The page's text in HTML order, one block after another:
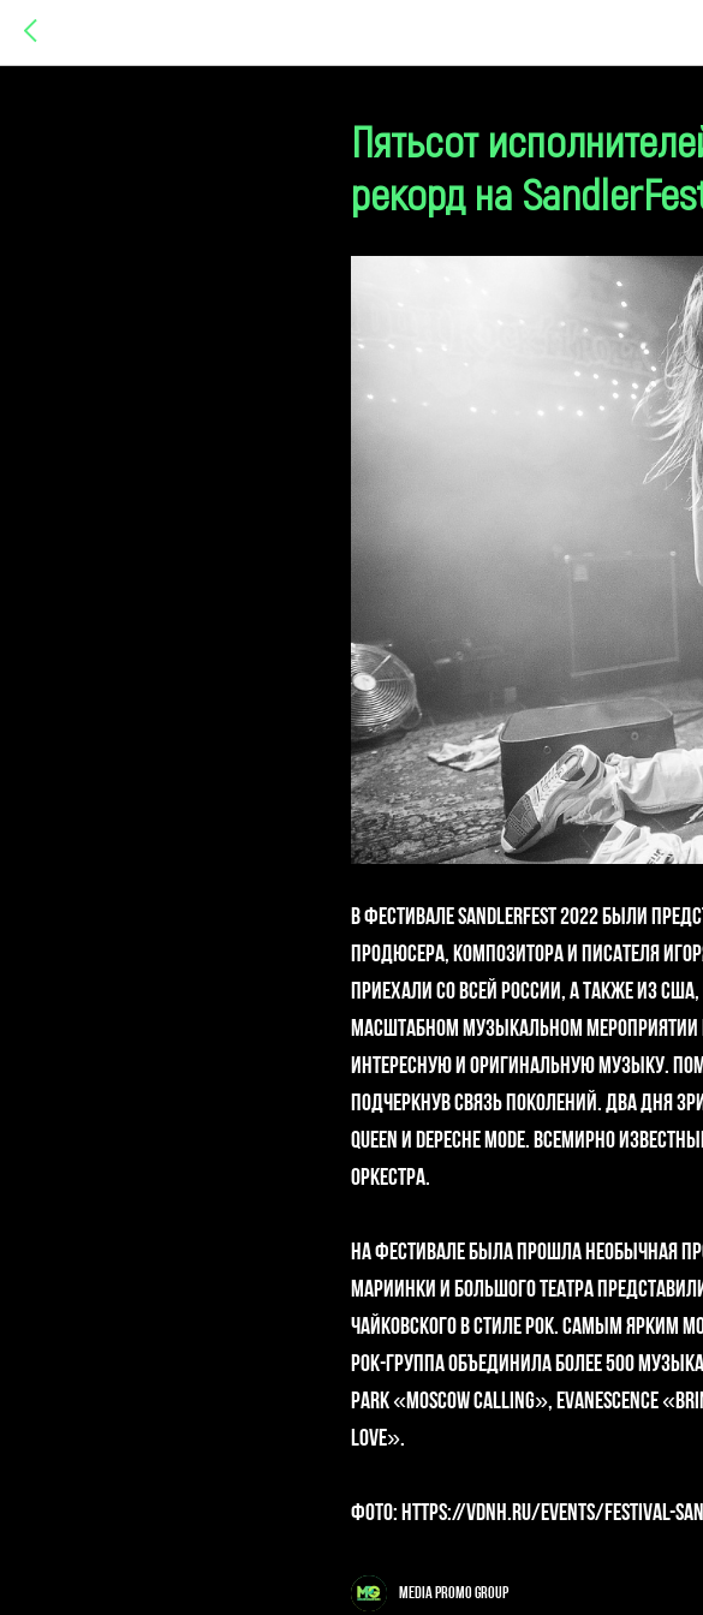
Пятьсот
рекорд на
В фестивале SANDLERFEST 2022 были
продюсера, композитора и писателя
приехали со всей России, а также из
масштабном музыкальном
интересную и оригинальную музыку.
подчеркнув связь поколений. Два дня
Queen и Depeche Mode. Всемирно
оркестра.
На фестивале была прошла необычная
Мариинки и Большого театра
Чайковского в стиле рок. Самым ярким
рок-группа объединила более 500
Park «Moscow Calling», Evanescence
Love».
фото: https://vdnh.ru/events/festival-
Media Promo Group